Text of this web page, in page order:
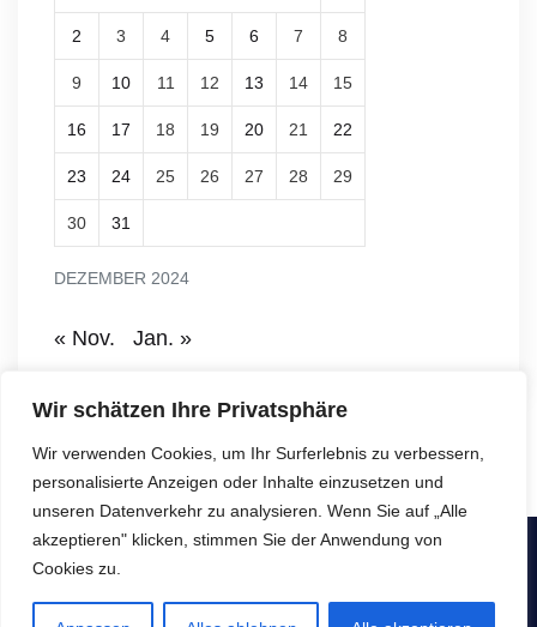
Wir schätzen Ihre Privatsphäre
Wir verwenden Cookies, um Ihr Surferlebnis zu verbessern,
personalisierte Anzeigen oder Inhalte einzusetzen und
unseren Datenverkehr zu analysieren. Wenn Sie auf „Alle
akzeptieren" klicken, stimmen Sie der Anwendung von
Cookies zu.
DEZEMBER 2024
2 3 4 5 6 7 8
9 10 11 12 13 14 15
16 17 18 19 20 21 22
23 24 25 26 27 28 29
30 31
« Nov. Jan. »
Copyright © SeniorenNachbarschaftsHilfe e.V. - Alle Rechte